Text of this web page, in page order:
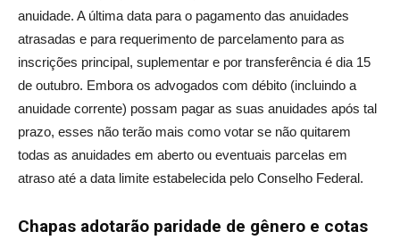
anuidade. A última data para o pagamento das anuidades
atrasadas e para requerimento de parcelamento para as
inscrições principal, suplementar e por transferência é dia 15
de outubro. Embora os advogados com débito (incluindo a
anuidade corrente) possam pagar as suas anuidades após tal
prazo, esses não terão mais como votar se não quitarem
todas as anuidades em aberto ou eventuais parcelas em
atraso até a data limite estabelecida pelo Conselho Federal.
Chapas adotarão paridade de gênero e cotas